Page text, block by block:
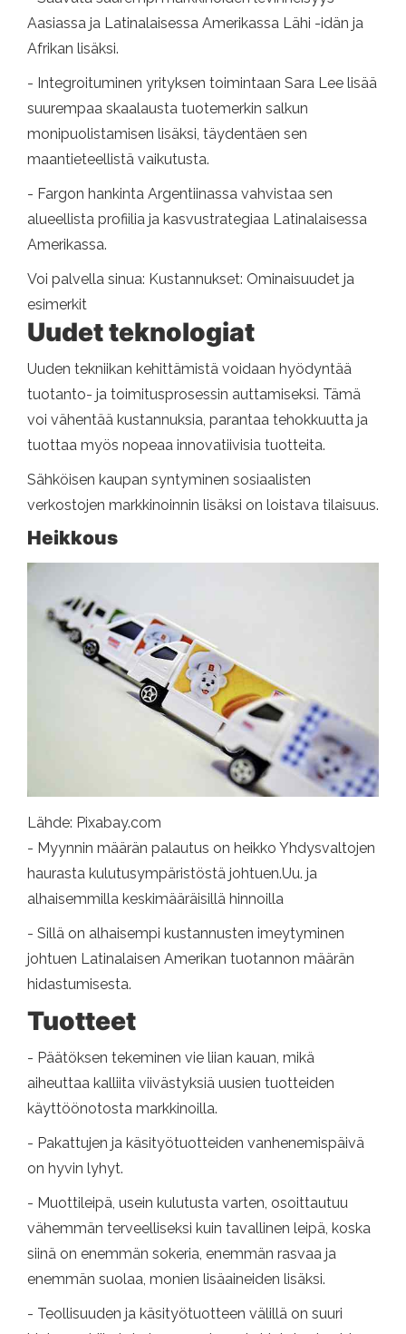
Aasiassa ja Latinalaisessa Amerikassa Lähi -idän ja
Afrikan lisäksi.
- Integroituminen yrityksen toimintaan Sara Lee lisää
suurempaa skaalausta tuotemerkin salkun
monipuolistamisen lisäksi, täydentäen sen
maantieteellistä vaikutusta.
- Fargon hankinta Argentiinassa vahvistaa sen
alueellista profiilia ja kasvustrategiaa Latinalaisessa
Amerikassa.
Voi palvella sinua: Kustannukset: Ominaisuudet ja
esimerkit
Uudet teknologiat
Uuden tekniikan kehittämistä voidaan hyödyntää
tuotanto- ja toimitusprosessin auttamiseksi. Tämä
voi vähentää kustannuksia, parantaa tehokkuutta ja
tuottaa myös nopeaa innovatiivisia tuotteita.
Sähköisen kaupan syntyminen sosiaalisten
verkostojen markkinoinnin lisäksi on loistava tilaisuus.
Heikkous
Lähde: Pixabay.com
- Myynnin määrän palautus on heikko Yhdysvaltojen
haurasta kulutusympäristöstä johtuen.Uu. ja
alhaisemmilla keskimääräisillä hinnoilla
- Sillä on alhaisempi kustannusten imeytyminen
johtuen Latinalaisen Amerikan tuotannon määrän
hidastumisesta.
Tuotteet
- Päätöksen tekeminen vie liian kauan, mikä
aiheuttaa kalliita viivästyksiä uusien tuotteiden
käyttöönotosta markkinoilla.
- Pakattujen ja käsityötuotteiden vanhenemispäivä
on hyvin lyhyt.
- Muottileipä, usein kulutusta varten, osoittautuu
vähemmän terveelliseksi kuin tavallinen leipä, koska
siinä on enemmän sokeria, enemmän rasvaa ja
enemmän suolaa, monien lisäaineiden lisäksi.
- Teollisuuden ja käsityötuotteen välillä on suuri